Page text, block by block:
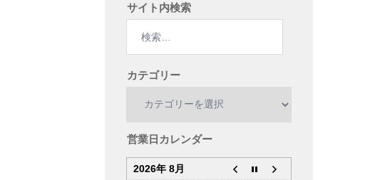
サイト内検索
カテゴリー
リ
営業日カレンダー
2026年 8月